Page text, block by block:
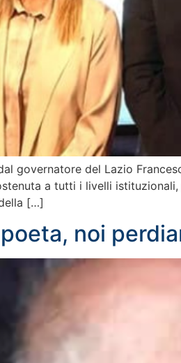
governatore del Lazio
a tutti i livelli
[…]
noi